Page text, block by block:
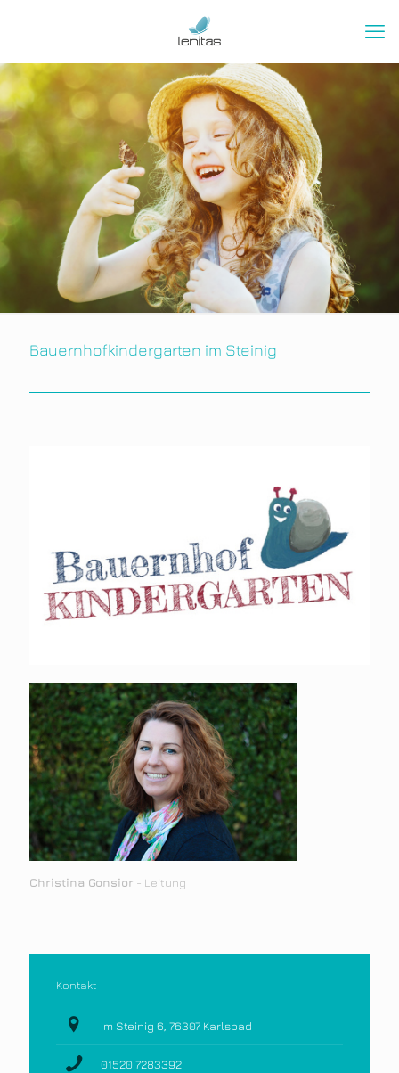
Bauernhofkindergarten im Steinig
Christina Gonsior - Leitung
Kontakt
Im Steinig 6, 76307 Karlsbad
01520 7283392